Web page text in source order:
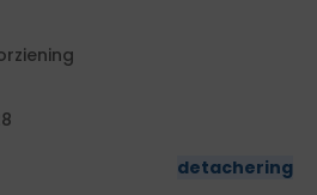
detachering